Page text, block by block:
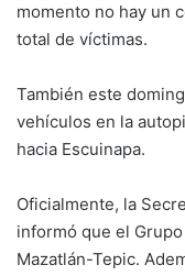
momento no hay un
total de víctimas.
También este
vehículos en la
hacia Escuinapa.
Oficialmente, la
informó que el
Mazatlán-Tepic.